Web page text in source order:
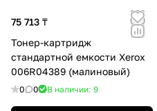
75 713 ₸
Тонер-картридж
стандартной емкости Xerox
006R04389 (малиновый)
0 0 В наличии: 9